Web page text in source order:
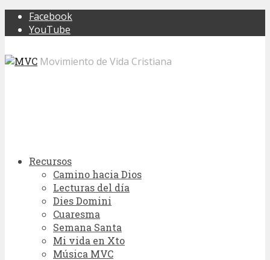
Facebook
YouTube
Movimiento de Vida Cristiana
Recursos
Camino hacia Dios
Lecturas del día
Dies Domini
Cuaresma
Semana Santa
Mi vida en Xto
Música MVC